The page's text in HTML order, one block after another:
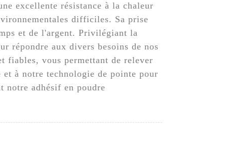
excellente résistance à la chaleur
difficiles. Sa prise
et de l'argent. Privilégiant la
répondre aux divers besoins de nos
fiables, vous permettant de relever
à notre technologie de pointe pour
notre adhésif en poudre